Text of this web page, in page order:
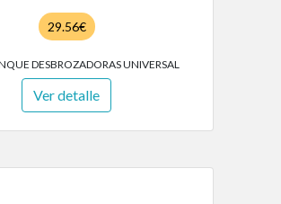
29.56€
DESBROZADORAS UNIVERSAL
Ver detalle